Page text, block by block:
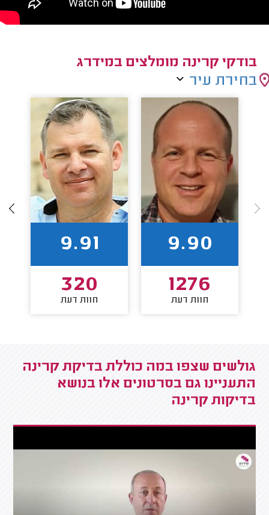
בודקי קרינה מומלצים במידרג
בחירת עיר
9.90
1276
חוות דעת
9.91
320
חוות דעת
גולשים שצפו במה כוללת בדיקת קרינה
התעניינו גם בסרטונים אלו בנושא
בדיקות קרינה